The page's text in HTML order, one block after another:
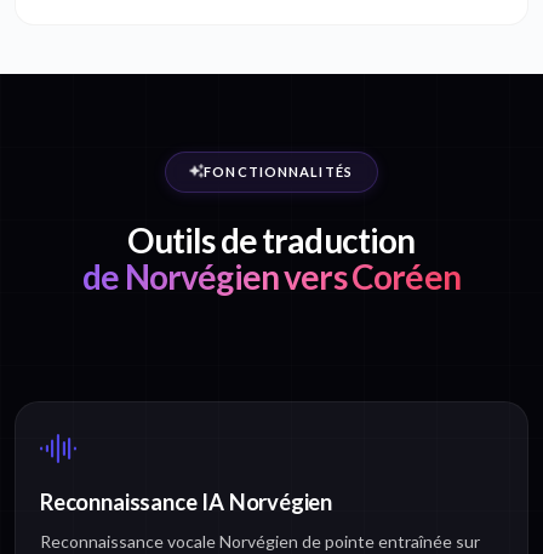
FONCTIONNALITÉS
Outils de traduction
de Norvégien vers Coréen
Reconnaissance IA Norvégien
Reconnaissance vocale Norvégien de pointe entraînée sur